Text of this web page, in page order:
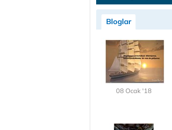
Bloglar
08 Ocak '18